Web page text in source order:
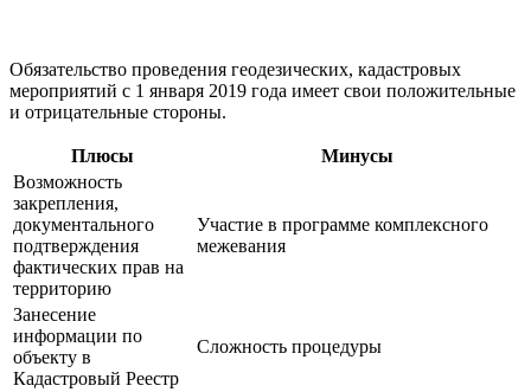
Обязательство проведения геодезических, кадастровых
мероприятий с 1 января 2019 года имеет свои положительные
и отрицательные стороны.
Плюсы
Минусы
Возможность
закрепления,
документального
подтверждения
фактических прав на
территорию
Участие в программе комплексного
межевания
Занесение
информации по
объекту в
Кадастровый Реестр
Сложность процедуры